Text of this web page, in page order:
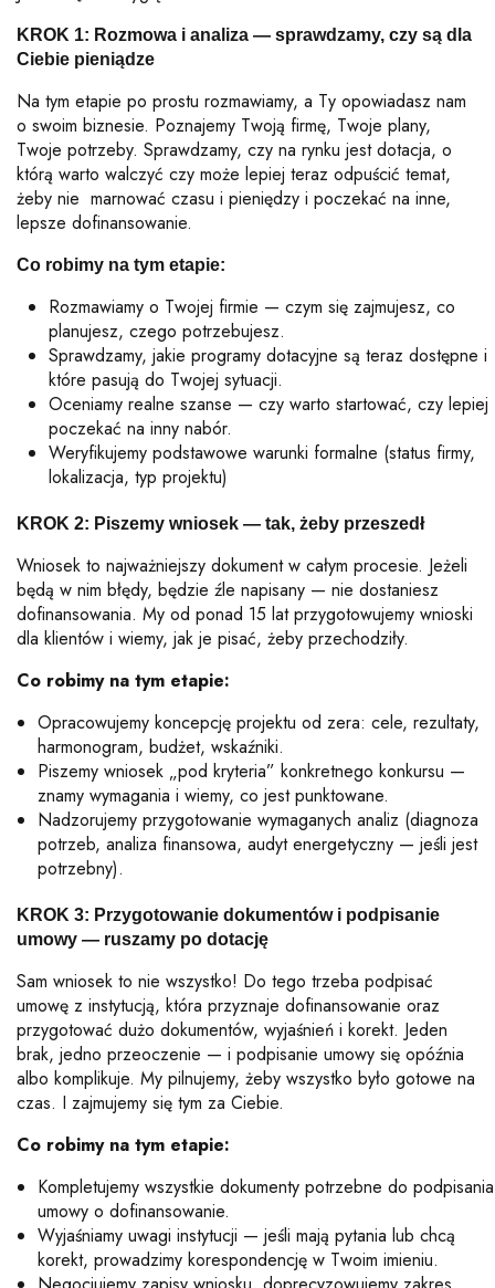
KROK 1: Rozmowa i analiza — sprawdzamy, czy są dla
Ciebie pieniądze
Na tym etapie po prostu rozmawiamy, a Ty opowiadasz nam
o swoim biznesie. Poznajemy Twoją firmę, Twoje plany,
Twoje potrzeby. Sprawdzamy, czy na rynku jest dotacja, o
którą warto walczyć czy może lepiej teraz odpuścić temat,
żeby nie marnować czasu i pieniędzy i poczekać na inne,
lepsze dofinansowanie.
Co robimy na tym etapie:
Rozmawiamy o Twojej firmie — czym się zajmujesz, co
planujesz, czego potrzebujesz.
Sprawdzamy, jakie programy dotacyjne są teraz dostępne i
które pasują do Twojej sytuacji.
Oceniamy realne szanse — czy warto startować, czy lepiej
poczekać na inny nabór.
Weryfikujemy podstawowe warunki formalne (status firmy,
lokalizacja, typ projektu)
KROK 2: Piszemy wniosek — tak, żeby przeszedł
Wniosek to najważniejszy dokument w całym procesie. Jeżeli
będą w nim błędy, będzie źle napisany — nie dostaniesz
dofinansowania. My od ponad 15 lat przygotowujemy wnioski
dla klientów i wiemy, jak je pisać, żeby przechodziły.
Co robimy na tym etapie:
Opracowujemy koncepcję projektu od zera: cele, rezultaty,
harmonogram, budżet, wskaźniki.
Piszemy wniosek „pod kryteria” konkretnego konkursu —
znamy wymagania i wiemy, co jest punktowane.
Nadzorujemy przygotowanie wymaganych analiz (diagnoza
potrzeb, analiza finansowa, audyt energetyczny — jeśli jest
potrzebny).
KROK 3: Przygotowanie dokumentów i podpisanie
umowy — ruszamy po dotację
Sam wniosek to nie wszystko! Do tego trzeba podpisać
umowę z instytucją, która przyznaje dofinansowanie oraz
przygotować dużo dokumentów, wyjaśnień i korekt. Jeden
brak, jedno przeoczenie — i podpisanie umowy się opóźnia
albo komplikuje. My pilnujemy, żeby wszystko było gotowe na
czas. I zajmujemy się tym za Ciebie.
Co robimy na tym etapie:
Kompletujemy wszystkie dokumenty potrzebne do podpisania
umowy o dofinansowanie.
Wyjaśniamy uwagi instytucji — jeśli mają pytania lub chcą
korekt, prowadzimy korespondencję w Twoim imieniu.